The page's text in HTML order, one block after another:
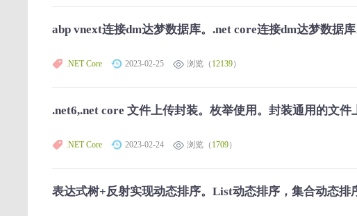
abp vnext连接dm达梦数据库。.net core连接dm达梦数据
.NET Core 2023-02-25 浏览（ 12139）
.net6,.net core 文件上传封装。枚举使用。封装通用的文件
.NET Core 2023-02-24 浏览（ 1709）
表达式树+反射实现动态排序。List动态排序，集合动态排